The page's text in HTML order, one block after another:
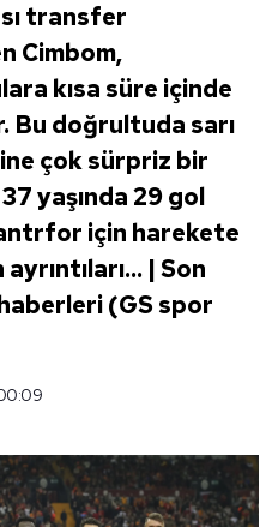
transfer
Cimbom,
kısa süre içinde
Bu doğrultuda sarı
çok sürpriz bir
yaşında 29 gol
için harekete
| Son
(GS spor